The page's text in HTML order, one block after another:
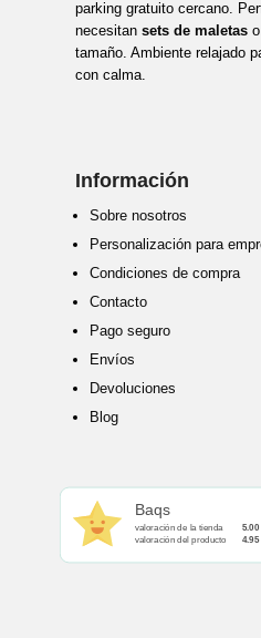
parking gratuito cercano.
necesitan sets de maletaso
tamaño. Ambiente relajado
con calma.
Información
Sobre nosotros
Personalización para
Condiciones de compra
Contacto
Pago seguro
Envíos
Devoluciones
Blog
Baqs
valoración de la tienda
5.00
valoración del producto
4.95